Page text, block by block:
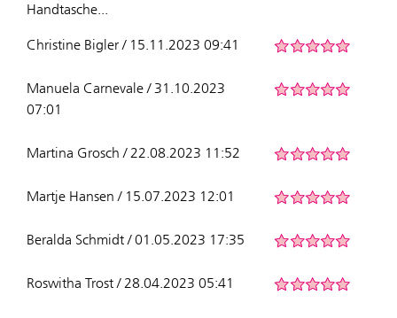
Handtasche...
Christine Bigler / 15.11.2023 09:41
Manuela Carnevale / 31.10.2023
07:01
Martina Grosch / 22.08.2023 11:52
Martje Hansen / 15.07.2023 12:01
Beralda Schmidt / 01.05.2023 17:35
Roswitha Trost / 28.04.2023 05:41